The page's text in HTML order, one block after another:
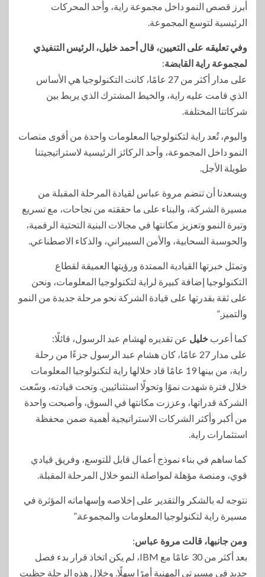
أبرز قصص النمو داخل مجموعة راية، وأحد المحركات
الرئيسية لتوسع المجموعة.
وفي تعليقه على التعيين، قال أحمد خليل، الرئيس التنفيذي
لمجموعة راية القابضة:
على مدار أكثر من 27 عامًا، كانت التكنولوجيا هي الأساس
الذي قامت عليه راية، والخيط المشترك الذي يربط بين
شركاتنا المختلفة.
واليوم، تُعد راية لتكنولوجيا المعلومات واحدة من أقوى منصات
النمو داخل المجموعة، وأحد الركائز الرئيسية لاستراتيجيتنا
طويلة الأجل.
ويسعدنا أن تنضم مروة عباس لقيادة المرحلة المقبلة من
مسيرة الشركة، والبناء على ما حققته من نجاحات، مع تسريع
وتيرة النمو وتعزيز مكانتها في مجالات البنية التحتية الرقمية،
والحوسبة السحابية، والأمن السيبراني، والذكاء الاصطناعي.
وتمثل خبرتها القيادية الممتدة ورؤيتها العميقة لقطاع
التكنولوجيا إضافة كبيرة لراية لتكنولوجيا المعلومات، ونحن
على ثقة بقدرتها على قيادة الشركة نحو مرحلة جديدة من النمو
والتميز.”
كما أعرب خليل عن تقديره لهشام عبد الرسول، قائلًا:
على مدار 27 عامًا، كان هشام عبد الرسول جزءًا من رحلة
راية، من بينها 19 عامًا قاد خلالها راية لتكنولوجيا المعلومات
خلال فترة شهدت نموًا وتحولًا استثنائيين. وتحت قيادته، وسّعت
الشركة قدراتها، وعززت مكانتها في السوق، وأصبحت واحدة
من أكبر وأكثر الشركات الاستراتيجية أهمية ضمن محفظة
استثمارات راية.
كما ساهم في بناء نموذج أعمال قابل للتوسع، وفريق قيادي
قوي، ومنصة مؤهلة لمواصلة النمو خلال المرحلة المقبلة.
نتوجه له بالشكر والتقدير على إخلاصه وإسهاماته المؤثرة في
مسيرة راية لتكنولوجيا المعلومات والمجموعة.”
ومن جانبها، قالت مروة عباس:
بعد أكثر من 30 عامًا مع IBM، لم يكن اتخاذ قرار بدء فصل
جديد في مسيرتي المهنية أمرًا سهلًا. وخلال هذه الرحلة حظيت